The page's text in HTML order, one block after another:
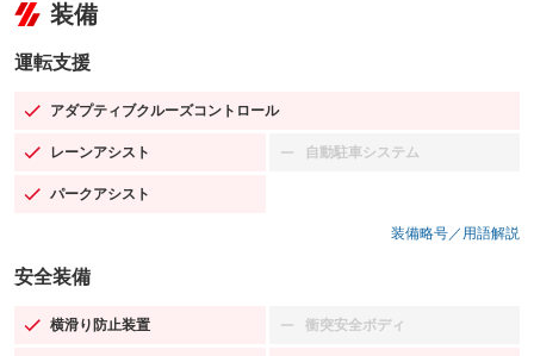
装備
運転支援
アダプティブクルーズコントロール
：装備あり
レーンアシスト
：装備あり 自動駐車システム
：装備なし
パークアシスト
：装備あり
装備略号／用語解説
安全装備
横滑り防止装置
：装備あり 衝突安全ボディ
：装備なし